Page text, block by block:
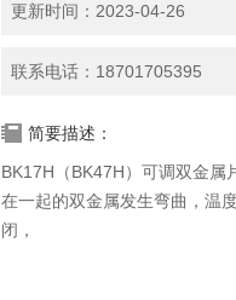
更新时间：2023-04-26
联系电话：18701705395
简要描述：
BK17H（BK47H）可调双金属
在一起的双金属发生弯曲，温
闭，